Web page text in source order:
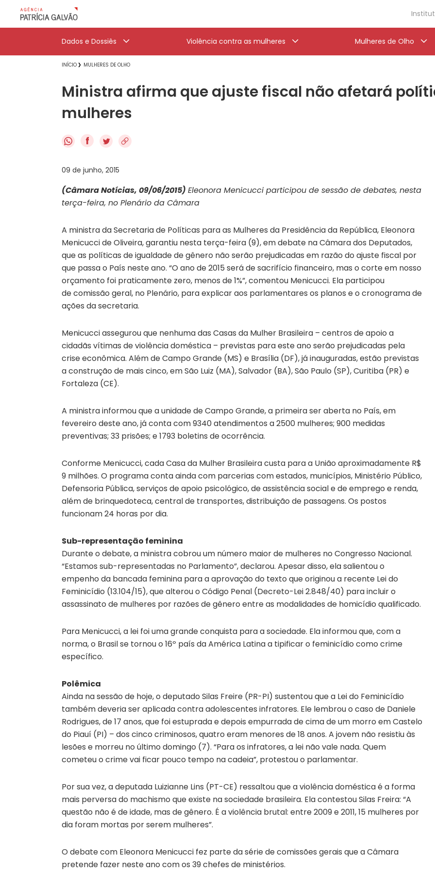
Dados e Dossiês Violência contra as mulheres Mulheres de Olho
INÍCIO MULHERES DE OLHO
Ministra afirma que ajuste fiscal não afetará
mulheres
f
09 de junho, 2015
(Câmara Notícias, 09/06/2015) Eleonora Menicucci participou de sessão de debates, nesta
terça-feira, no Plenário da Câmara
A ministra da Secretaria de Políticas para as Mulheres da Presidência da República, Eleonora
Menicucci de Oliveira, garantiu nesta terça-feira (9), em debate na Câmara dos Deputados,
que as políticas de igualdade de gênero não serão prejudicadas em razão do ajuste fiscal por
que passa o País neste ano. “O ano de 2015 será de sacrifício financeiro, mas o corte em nosso
orçamento foi praticamente zero, menos de 1%”, comentou Menicucci. Ela participou
de comissão geral, no Plenário, para explicar aos parlamentares os planos e o cronograma de
ações da secretaria.
Menicucci assegurou que nenhuma das Casas da Mulher Brasileira – centros de apoio a
cidadãs vítimas de violência doméstica – previstas para este ano serão prejudicadas pela
crise econômica. Além de Campo Grande (MS) e Brasília (DF), já inauguradas, estão previstas
a construção de mais cinco, em São Luiz (MA), Salvador (BA), São Paulo (SP), Curitiba (PR) e
Fortaleza (CE).
A ministra informou que a unidade de Campo Grande, a primeira ser aberta no País, em
fevereiro deste ano, já conta com 9340 atendimentos a 2500 mulheres; 900 medidas
preventivas; 33 prisões; e 1793 boletins de ocorrência.
Conforme Menicucci, cada Casa da Mulher Brasileira custa para a União aproximadamente R$
9 milhões. O programa conta ainda com parcerias com estados, municípios, Ministério Público,
Defensoria Pública, serviços de apoio psicológico, de assistência social e de emprego e renda,
além de brinquedoteca, central de transportes, distribuição de passagens. Os postos
funcionam 24 horas por dia.
Sub-representação feminina
Durante o debate, a ministra cobrou um número maior de mulheres no Congresso Nacional.
“Estamos sub-representadas no Parlamento”, declarou. Apesar disso, ela salientou o
empenho da bancada feminina para a aprovação do texto que originou a recente Lei do
Feminicídio (13.104/15), que alterou o Código Penal (Decreto-Lei 2.848/40) para incluir o
assassinato de mulheres por razões de gênero entre as modalidades de homicídio qualificado.
Para Menicucci, a lei foi uma grande conquista para a sociedade. Ela informou que, com a
norma, o Brasil se tornou o 16º país da América Latina a tipificar o feminicídio como crime
específico.
Polêmica
Ainda na sessão de hoje, o deputado Silas Freire (PR-PI) sustentou que a Lei do Feminicídio
também deveria ser aplicada contra adolescentes infratores. Ele lembrou o caso de Daniele
Rodrigues, de 17 anos, que foi estuprada e depois empurrada de cima de um morro em Castelo
do Piauí (PI) – dos cinco criminosos, quatro eram menores de 18 anos. A jovem não resistiu às
lesões e morreu no último domingo (7). “Para os infratores, a lei não vale nada. Quem
cometeu o crime vai ficar pouco tempo na cadeia”, protestou o parlamentar.
Por sua vez, a deputada Luizianne Lins (PT-CE) ressaltou que a violência doméstica é a forma
mais perversa do machismo que existe na sociedade brasileira. Ela contestou Silas Freira: “A
questão não é de idade, mas de gênero. É a violência brutal: entre 2009 e 2011, 15 mulheres por
dia foram mortas por serem mulheres”.
O debate com Eleonora Menicucci fez parte da série de comissões gerais que a Câmara
pretende fazer neste ano com os 39 chefes de ministérios.